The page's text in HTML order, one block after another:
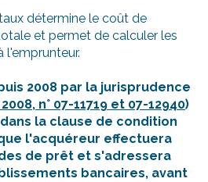
détermine le coût de
et permet de calculer les
l'emprunteur.
2008 par la jurisprudence
n° 07-11719 et 07-12940)
la clause de condition
l'acquéreur effectuera
de prêt et s'adressera
bancaires, avant